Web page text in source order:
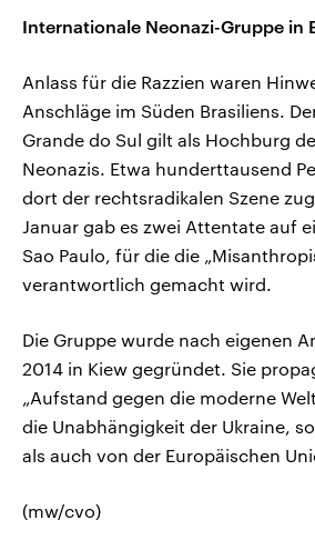
Internationale Neonazi-Gruppe in
Anlass für die Razzien waren
Anschläge im Süden Brasiliens.
Grande do Sul gilt als Hochburg
Neonazis. Etwa hunderttausend
dort der rechtsradikalen Szene
Januar gab es zwei Attentate auf
Sao Paulo, für die die
verantwortlich gemacht wird.
Die Gruppe wurde nach eigenen
2014 in Kiew gegründet. Sie
„Aufstand gegen die moderne
die Unabhängigkeit der Ukraine,
als auch von der Europäischen
(mw/cvo)